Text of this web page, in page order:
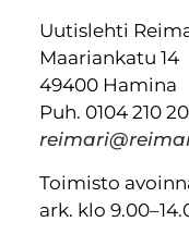
Uutislehti
Maariankatu 14
49400 Hamina
Puh. 0104 210
Toimisto
ark. klo